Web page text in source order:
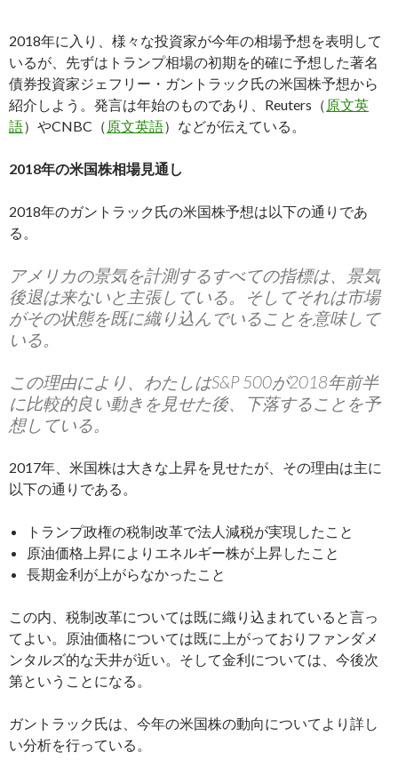
2018年に入り、様々な投資家が今年の相場予想を表明して
いるが、先ずはトランプ相場の初期を的確に予想した著名
債券投資家ジェフリー・ガントラック氏の米国株予想から
紹介しよう。発言は年始のものであり、Reuters（ 原文英
語）やCNBC（ 原文英語）などが伝えている。
2018年の米国株相場見通し
2018年のガントラック氏の米国株予想は以下の通りであ
る。
アメリカの景気を計測するすべての指標は、景気
後退は来ないと主張している。そしてそれは市場
がその状態を既に織り込んでいることを意味して
いる。
この理由により、わたしはS&P 500が2018年前半
に比較的良い動きを見せた後、下落することを予
想している。
2017年、米国株は大きな上昇を見せたが、その理由は主に
以下の通りである。
トランプ政権の税制改革で法人減税が実現したこと
原油価格上昇によりエネルギー株が上昇したこと
長期金利が上がらなかったこと
この内、税制改革については既に織り込まれていると言っ
てよい。原油価格については既に上がっておりファンダメ
ンタルズ的な天井が近い。そして金利については、今後次
第ということになる。
ガントラック氏は、今年の米国株の動向についてより詳し
い分析を行っている。